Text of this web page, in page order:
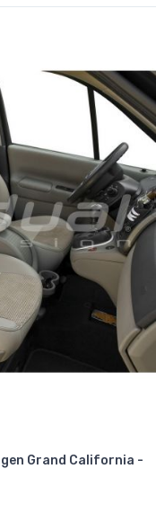
Grand California -